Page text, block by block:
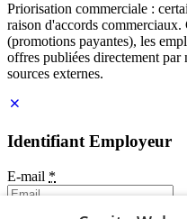
Priorisation commerciale :
raison d'accords commerciaux.
(promotions payantes), les
offres publiées directement par
sources externes.
Identifiant Employeur
E-mail *